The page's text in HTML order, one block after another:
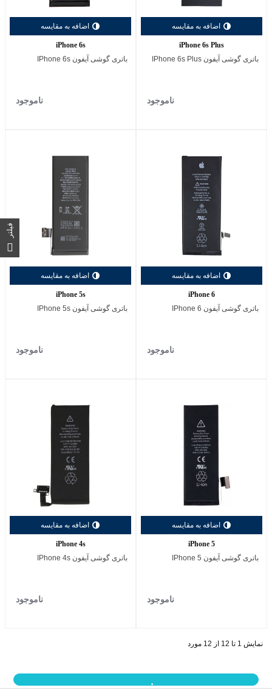
اضافه به مقایسه
iPhone 6s Plus
باتری گوشی آیفون IPhone 6s Plus
ناموجود
اضافه به مقایسه
iPhone 6s
باتری گوشی آیفون IPhone 6s
ناموجود
اضافه به مقایسه
iPhone 6
باتری گوشی آیفون IPhone 6
ناموجود
اضافه به مقایسه
iPhone 5s
باتری گوشی آیفون IPhone 5s
ناموجود
اضافه به مقایسه
iPhone 5
باتری گوشی آیفون IPhone 5
ناموجود
اضافه به مقایسه
iPhone 4s
باتری گوشی آیفون IPhone 4s
ناموجود
نمایش 1 تا 12 از 12 مورد
نمایش بیشتر
فیلتر